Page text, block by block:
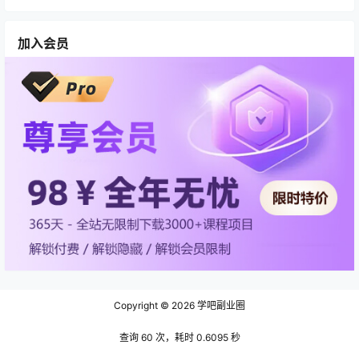
加入会员
Copyright © 2026 学吧副业圈
查询 60 次，耗时 0.6095 秒